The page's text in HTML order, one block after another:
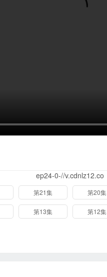
ep24-0-//v.cdnlz12.co
第21集 第20集
第13集 第12集